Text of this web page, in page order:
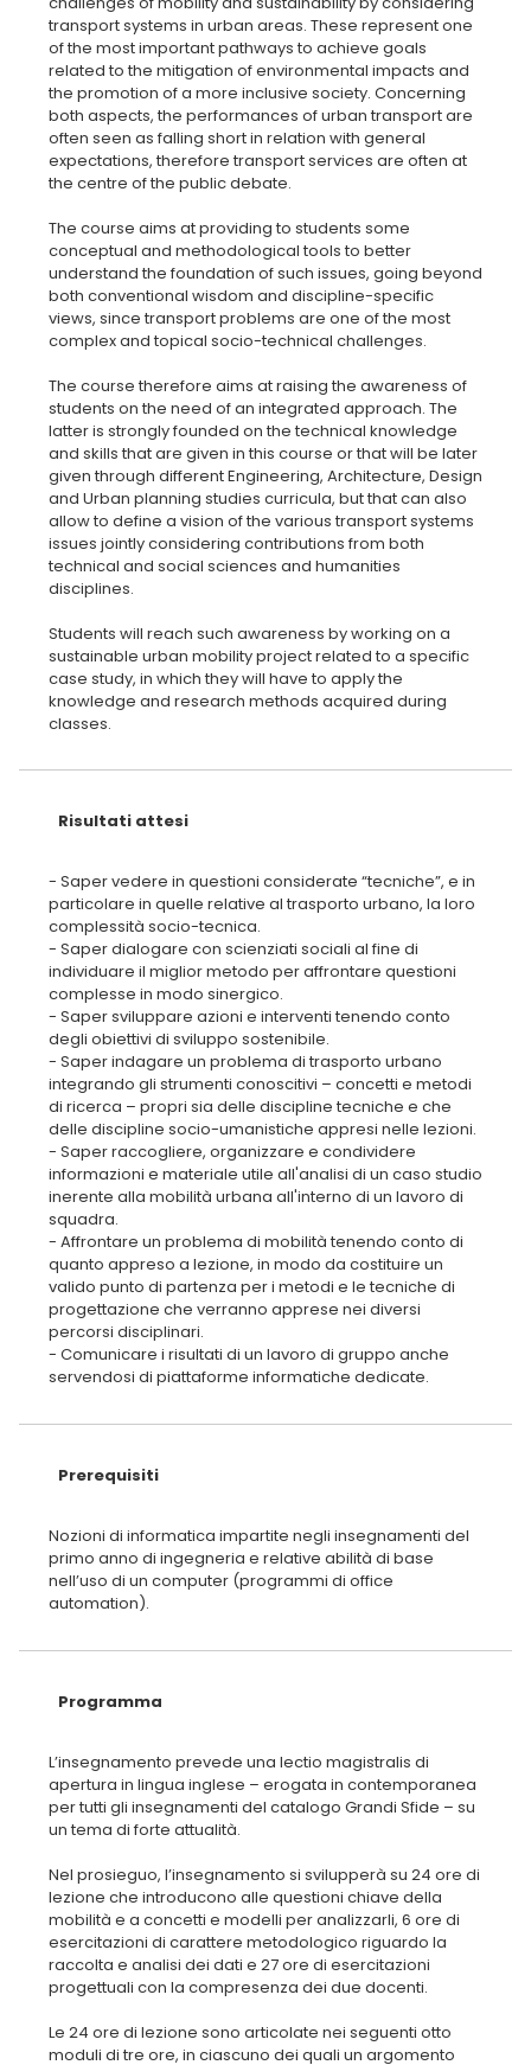
transport systems in urban areas. These represent one
of the most important pathways to achieve goals
related to the mitigation of environmental impacts and
the promotion of a more inclusive society. Concerning
both aspects, the performances of urban transport are
often seen as falling short in relation with general
expectations, therefore transport services are often at
the centre of the public debate.
The course aims at providing to students some
conceptual and methodological tools to better
understand the foundation of such issues, going beyond
both conventional wisdom and discipline-specific
views, since transport problems are one of the most
complex and topical socio-technical challenges.
The course therefore aims at raising the awareness of
students on the need of an integrated approach. The
latter is strongly founded on the technical knowledge
and skills that are given in this course or that will be later
given through different Engineering, Architecture, Design
and Urban planning studies curricula, but that can also
allow to define a vision of the various transport systems
issues jointly considering contributions from both
technical and social sciences and humanities
disciplines.
Students will reach such awareness by working on a
sustainable urban mobility project related to a specific
case study, in which they will have to apply the
knowledge and research methods acquired during
classes.
Risultati attesi
- Saper vedere in questioni considerate “tecniche”, e in
particolare in quelle relative al trasporto urbano, la loro
complessità socio-tecnica.
- Saper dialogare con scienziati sociali al fine di
individuare il miglior metodo per affrontare questioni
complesse in modo sinergico.
- Saper sviluppare azioni e interventi tenendo conto
degli obiettivi di sviluppo sostenibile.
- Saper indagare un problema di trasporto urbano
integrando gli strumenti conoscitivi – concetti e metodi
di ricerca – propri sia delle discipline tecniche e che
delle discipline socio-umanistiche appresi nelle lezioni.
- Saper raccogliere, organizzare e condividere
informazioni e materiale utile all'analisi di un caso studio
inerente alla mobilità urbana all'interno di un lavoro di
squadra.
- Affrontare un problema di mobilità tenendo conto di
quanto appreso a lezione, in modo da costituire un
valido punto di partenza per i metodi e le tecniche di
progettazione che verranno apprese nei diversi
percorsi disciplinari.
- Comunicare i risultati di un lavoro di gruppo anche
servendosi di piattaforme informatiche dedicate.
Prerequisiti
Nozioni di informatica impartite negli insegnamenti del
primo anno di ingegneria e relative abilità di base
nell’uso di un computer (programmi di office
automation).
Programma
L’insegnamento prevede una lectio magistralis di
apertura in lingua inglese – erogata in contemporanea
per tutti gli insegnamenti del catalogo Grandi Sfide – su
un tema di forte attualità.
Nel prosieguo, l’insegnamento si svilupperà su 24 ore di
lezione che introducono alle questioni chiave della
mobilità e a concetti e modelli per analizzarli, 6 ore di
esercitazioni di carattere metodologico riguardo la
raccolta e analisi dei dati e 27 ore di esercitazioni
progettuali con la compresenza dei due docenti.
Le 24 ore di lezione sono articolate nei seguenti otto
moduli di tre ore, in ciascuno dei quali un argomento